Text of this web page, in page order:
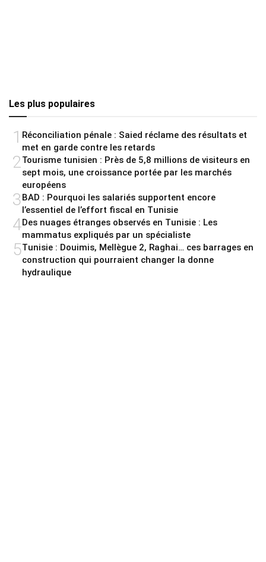
Les plus populaires
1 Réconciliation pénale : Saied réclame des résultats et
met en garde contre les retards
2 Tourisme tunisien : Près de 5,8 millions de visiteurs en
sept mois, une croissance portée par les marchés
européens
3BAD : Pourquoi les salariés supportent encore
l’essentiel de l’effort fiscal en Tunisie
4Des nuages étranges observés en Tunisie : Les
mammatus expliqués par un spécialiste
5Tunisie : Douimis, Mellègue 2, Raghai… ces barrages en
construction qui pourraient changer la donne
hydraulique